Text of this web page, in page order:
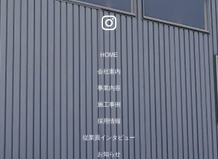
HOME
会社案内
事業内容
施工事例
採用情報
従業員インタビュー
お知らせ